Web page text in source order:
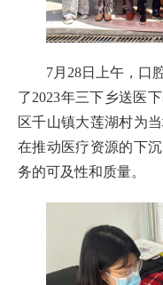
7月28日上午，口
了2023年三下乡送医
区千山镇大莲湖村为
在推动医疗资源的下
务的可及性和质量。